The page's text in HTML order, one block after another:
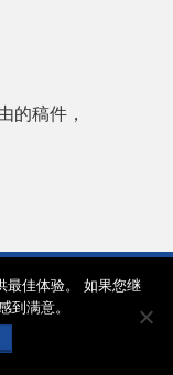
的稿件，
条款 | 隐私政策|cookie声
最佳体验。 如果您继
到满意。